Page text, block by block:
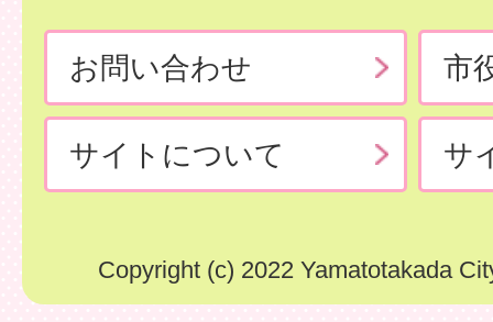
お問い合わせ 市
サイトについて サ
Copyright (c) 2022 Yamatotakada